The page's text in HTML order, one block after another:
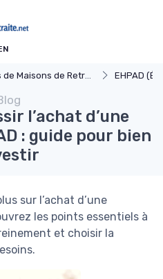
Maisons de Retraite EHPAD (Établissements
l’achat d’une
: guide pour bien
sur l’achat d’une
les points essentiels à
et choisir la